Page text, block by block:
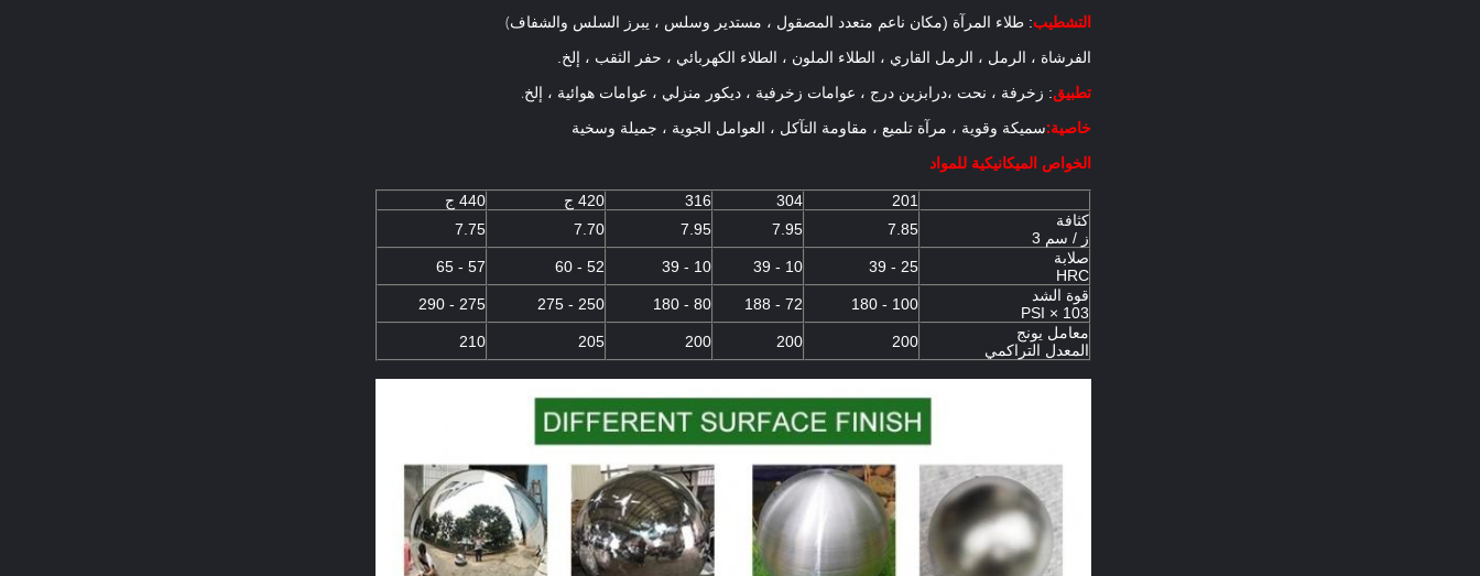
التشطيب: طلاء المرآة (مكان ناعم متعدد المصقول ، مستدير وسلس ، يبرز السلس والشفاف)
الفرشاة ، الرمل ، الرمل القاري ، الطلاء الملون ، الطلاء الكهربائي ، حفر الثقب ، إلخ.
تطبيق: زخرفة ، نحت ،درابزين درج ، عوامات زخرفية ، ديكور منزلي ، عوامات هوائية ، إلخ.
خاصية:سميكة وقوية ، مرآة تلميع ، مقاومة التآكل ، العوامل الجوية ، جميلة وسخية
الخواص الميكانيكية للمواد
201
304
316 420 ج
440 ج
كثافة
ز / سم 3
7.85
7.95
7.95
7.70
7.75
صلابة
HRC
25 - 39
10 - 39
10 - 39
52 - 60
57 - 65
قوة الشد
PSI × 103
100 - 180
72 - 188
80 - 180
250 - 275
275 - 290
معامل يونج
المعدل التراكمي
200
200
200
205
210